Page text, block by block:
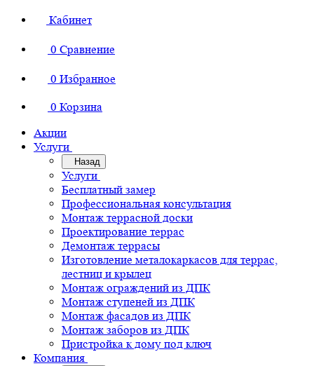
Кабинет
0 Сравнение
0 Избранное
0 Корзина
Акции
Услуги
Назад
Услуги
Бесплатный замер
Профессиональная консультация
Монтаж террасной доски
Проектирование террас
Демонтаж террасы
Изготовление металокаркасов для террас,
лестниц и крылец
Монтаж ограждений из ДПК
Монтаж ступеней из ДПК
Монтаж фасадов из ДПК
Монтаж заборов из ДПК
Пристройка к дому под ключ
Компания